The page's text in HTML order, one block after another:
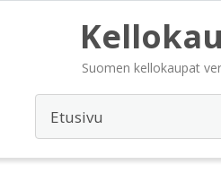
Suomen kellokaupat